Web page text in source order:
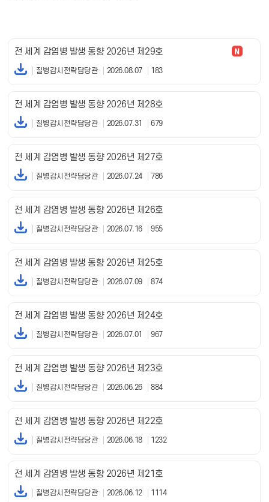
전 세계 감염병 발생 동향 2026년 제29호
질병감시전략담당관 2026.08.07 183
전 세계 감염병 발생 동향 2026년 제28호
질병감시전략담당관 2026.07.31 679
전 세계 감염병 발생 동향 2026년 제27호
질병감시전략담당관 2026.07.24 786
전 세계 감염병 발생 동향 2026년 제26호
질병감시전략담당관 2026.07.16 955
전 세계 감염병 발생 동향 2026년 제25호
질병감시전략담당관 2026.07.09 874
전 세계 감염병 발생 동향 2026년 제24호
질병감시전략담당관 2026.07.01 967
전 세계 감염병 발생 동향 2026년 제23호
질병감시전략담당관 2026.06.26 884
전 세계 감염병 발생 동향 2026년 제22호
질병감시전략담당관 2026.06.18 1232
전 세계 감염병 발생 동향 2026년 제21호
질병감시전략담당관 2026.06.12 1114